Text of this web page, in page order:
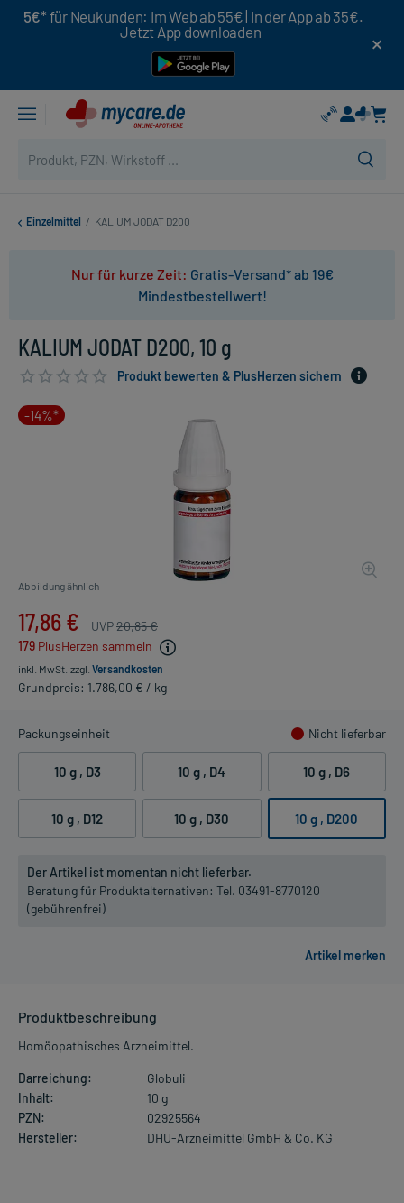
5€* für Neukunden: Im Web ab 55€ | In der App ab 35€.
Jetzt App downloaden
Einzelmittel / KALIUM JODAT D200
Nur für kurze Zeit: Gratis-Versand* ab 19€
Mindestbestellwert!
KALIUM JODAT D200, 10 g
Produkt bewerten & PlusHerzen sichern
-14%*
Abbildung ähnlich
17,86 € UVP20,85 €
179 PlusHerzen sammeln
inkl. MwSt. zzgl. Versandkosten
Grundpreis: 1.786,00 € / kg
Packungseinheit Nicht lieferbar
10 g , D3 10 g , D4 10 g , D6
10 g , D12 10 g , D30 10 g , D200
Der Artikel ist momentan nicht lieferbar.
Beratung für Produktalternativen: Tel. 03491-8770120
(gebührenfrei)
Produktbeschreibung
Homöopathisches Arzneimittel.
Darreichung:
Globuli
Inhalt:
10 g
PZN:
02925564
Hersteller:
DHU-Arzneimittel GmbH & Co. KG